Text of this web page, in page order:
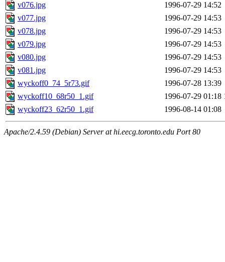
v076.jpg
1996-07-29 14:52
v077.jpg
1996-07-29 14:53
v078.jpg
1996-07-29 14:53
v079.jpg
1996-07-29 14:53
v080.jpg
1996-07-29 14:53
v081.jpg
1996-07-29 14:53
wyckoff0_74_5r73.gif
1996-07-28 13:39
wyckoff10_68r50_1.gif
1996-07-29 01:18
wyckoff23_62r50_1.gif
1996-08-14 01:08
Apache/2.4.59 (Debian) Server at hi.eecg.toronto.edu Port 80